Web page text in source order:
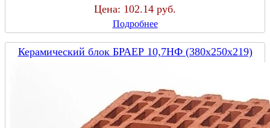
Цена: 102.14 руб.
Подробнее
Керамический блок БРАЕР 10,7НФ (380х250х219)